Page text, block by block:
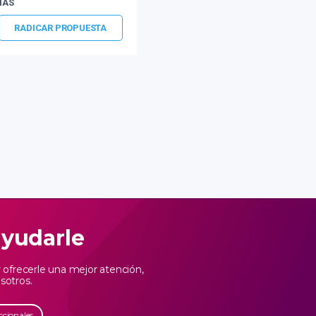
RADICAR PROPUESTA
una mejor atención,